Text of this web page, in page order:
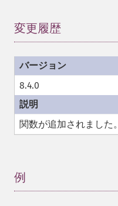
変更履歴
8.4.0
関数が追加されました。
例